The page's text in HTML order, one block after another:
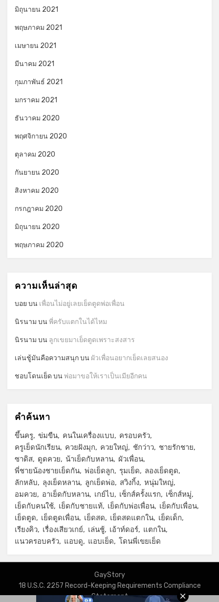
มิถุนายน 2021
พฤษภาคม 2021
เมษายน 2021
มีนาคม 2021
กุมภาพันธ์ 2021
มกราคม 2021
ธันวาคม 2020
พฤศจิกายน 2020
ตุลาคม 2020
กันยายน 2020
สิงหาคม 2020
กรกฎาคม 2020
มิถุนายน 2020
พฤษภาคม 2020
ความเห็นล่าสุด
บอย บน เพื่อนไม่อยู่เลยเย็ดตูดพ่อเพื่อน
นิรนาม บนพี่ครับแตกในได้ไหม
นิรนาม บน ลูกเขยมาเย็ดตูดเพราะสงสาร
เล่นชู้มันคือความสนุกบน ผัวเพื่อนอยากเย็ดเลยสนอง
ชอบโดนเย็ด บนพ่อมาขอให้เราเป็นเมียอีกคน
คำค้นหา
ขึ้นครู ข่มขืน คนในเครื่องแบบ
ครอบครัว
ครูเย็ดนักเรียน
ควยฝังมุก ควยใหญ่ ชักว่าว
ชายรักชาย
ซาดิส
ดูดควย น้าเย็ดกับหลาน
ผัวเพื่อน
พี่ชายน้องชายเย็ดกัน พ่อเย็ดลูก รุมเย็ด
ลองเย็ดตูด
ลักหลับ
ลุงเย็ดหลาน ลูกเย็ดพ่อ สวิงกิ้ง หนุ่มใหญ่
อมควย
อาเย็ดกับหลาน เกย์ไบ เซ็กส์ครั้งแรก
เซ็กส์หมู่
เย็ดกับคนใช้
เย็ดกับชายแท้ เย็ดกับพ่อเพื่อน
เย็ดกับเพื่อน
เย็ดตูด
เย็ดตูดเพื่อน เย็ดสด เย็ดสดแตกใน
เย็ดเด็ก
เรียงคิว
เรื่องเสียวเกย์ เล่นชู้ เอ้าท์ดอร์
แตกใน
แนวครอบครัว
แอบดู แอบเย็ด โดนพี่เขยเย็ด
GayStory
18 U.S.C. 2257 Record-Keeping Requirements Compliance
Statement